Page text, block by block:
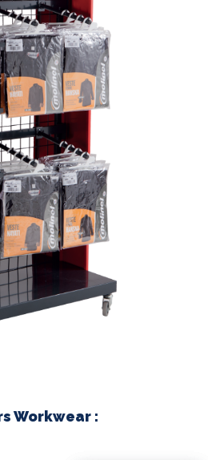
Workwear :